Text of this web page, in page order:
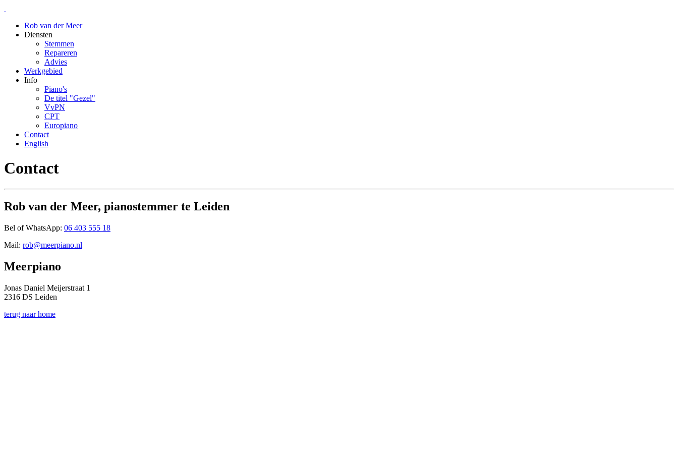
Rob van der Meer
Diensten
Stemmen
Repareren
Advies
Werkgebied
Info
Piano's
De titel "Gezel"
VvPN
CPT
Europiano
Contact
English
Contact
Rob van der Meer, pianostemmer te Leiden
Bel of WhatsApp: 06 403 555 18
Mail: rob@meerpiano.nl
Meerpiano
Jonas Daniel Meijerstraat 1
2316 DS Leiden
terug naar home